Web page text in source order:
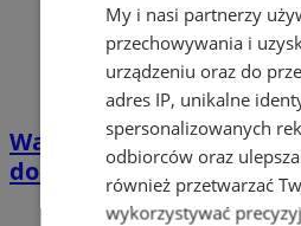
Wakacyjny wypoczynek
domkach Szmaragdowe
My i nasi partnerzy
przechowywania i
urządzeniu oraz do
adres IP, unikalne
spersonalizowanych
odbiorców oraz
również przetwarzać
wykorzystywać